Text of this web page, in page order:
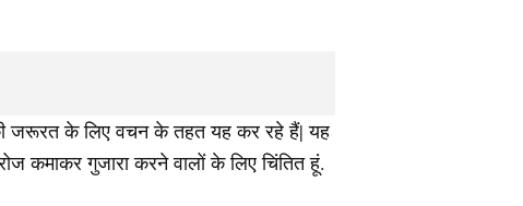
जरूरत के लिए वचन के तहत यह कर रहे हैं| यह
कमाकर गुजारा करने वालों के लिए चिंतित हूं.